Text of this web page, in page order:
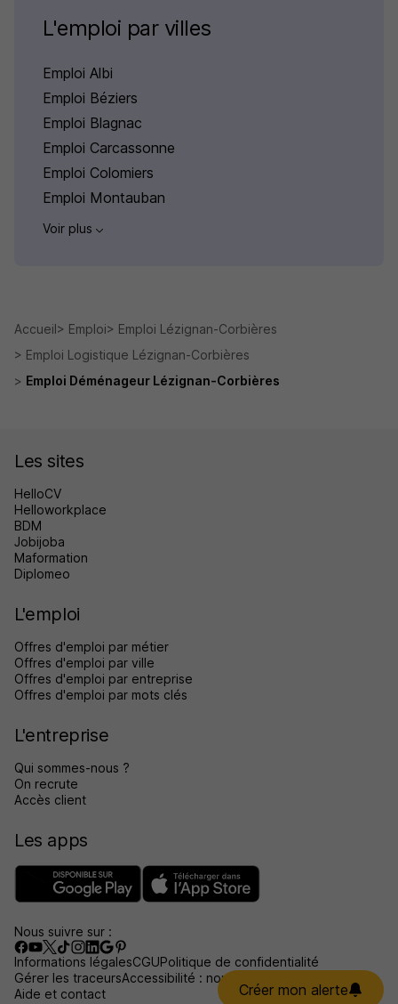
Créer mon alerte
L'emploi par villes
Emploi Albi
Emploi Béziers
Emploi Blagnac
Emploi Carcassonne
Emploi Colomiers
Emploi Montauban
Voir plus
Accueil Emploi
Emploi Lézignan-Corbières
Emploi Logistique Lézignan-Corbières
Emploi Déménageur Lézignan-Corbières
Les sites
HelloCV
Helloworkplace
BDM
Jobijoba
Maformation
Diplomeo
L'emploi
Offres d'emploi par métier
Offres d'emploi par ville
Offres d'emploi par entreprise
Offres d'emploi par mots clés
L'entreprise
Qui sommes-nous ?
On recrute
Accès client
Les apps
Nous suivre sur :
Informations légalesCGUPolitique de confidentialité
Gérer les traceursAccessibilité : non conforme
Aide et contact